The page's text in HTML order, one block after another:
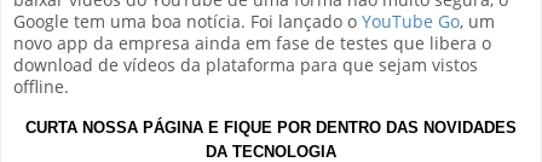
Google tem uma boa notícia. Foi lançado o YouTube Go, um
novo app da empresa ainda em fase de testes que libera o
download de vídeos da plataforma para que sejam vistos
offline.
CURTA NOSSA PÁGINA E FIQUE POR DENTRO DAS NOVIDADES
DA TECNOLOGIA